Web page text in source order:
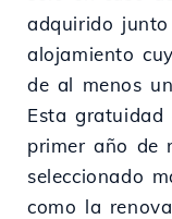
adquirido
alojamiento
de al menos
Esta
primer año de
seleccionado
como la